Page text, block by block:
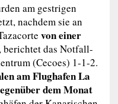
am gestrigen
nachdem sie an
von einer
berichtet das Notfall-
(Cecoes) 1-1-2.
am Flughafen La
dem Monat